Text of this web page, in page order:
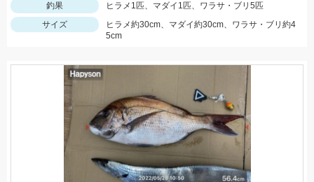
釣果
ヒラメ1匹、マダイ1匹、ワラサ・ブリ5匹
サイズ
ヒラメ約30cm、マダイ約30cm、ワラサ・ブリ約4
5cm